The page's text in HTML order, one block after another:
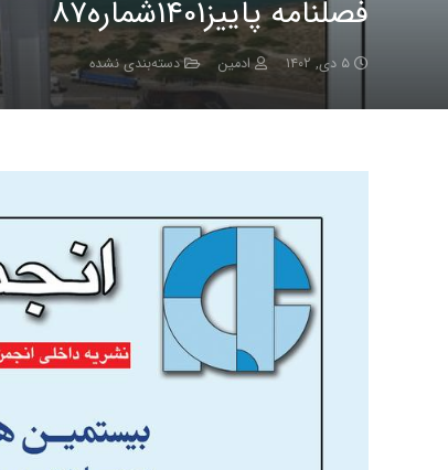
فصلنامه پاییز1401شماره87
۵ دی, ۱۴۰۲ ادمین دسته‌بندی نشده